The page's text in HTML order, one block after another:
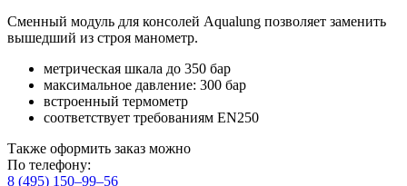
Сменный модуль для консолей Aqualung позволяет заменить
вышедший из строя манометр.
метрическая шкала до 350 бар
максимальное давление: 300 бар
встроенный термометр
соответствует требованиям EN250
Также оформить заказ можно
По телефону:
8 (495) 150–99–56